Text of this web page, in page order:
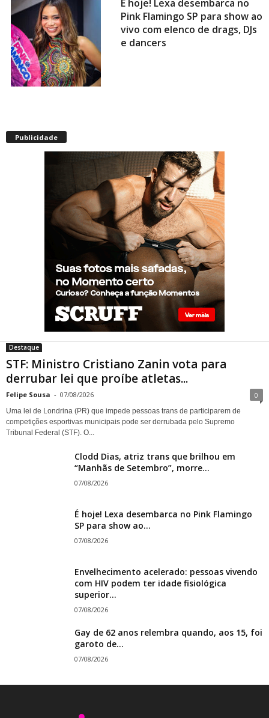
É hoje! Lexa desembarca no
Pink Flamingo SP para show ao
vivo com elenco de drags, DJs
e dancers
superior à real, aponta
relatório internacional
Gay de 62 anos relembra
quando, aos 15, foi garoto de
programa por quatro meses
sem saber: “Idiotice da minha
parte”
vota para derrubar lei que
proíbe atletas transgênero
em competições de Londrina
Publicidade
Destaque
STF: Ministro Cristiano Zanin vota para
derrubar lei que proíbe atletas...
Felipe Sousa - 07/08/2026 0
Uma lei de Londrina (PR) que impede pessoas trans de participarem de
competições esportivas municipais pode ser derrubada pelo Supremo
Tribunal Federal (STF). O...
Clodd Dias, atriz trans que brilhou em
“Manhãs de Setembro”, morre...
07/08/2026
É hoje! Lexa desembarca no Pink Flamingo
SP para show ao...
07/08/2026
Envelhecimento acelerado: pessoas vivendo
com HIV podem ter idade fisiológica
superior...
07/08/2026
Gay de 62 anos relembra quando, aos 15, foi
garoto de...
07/08/2026